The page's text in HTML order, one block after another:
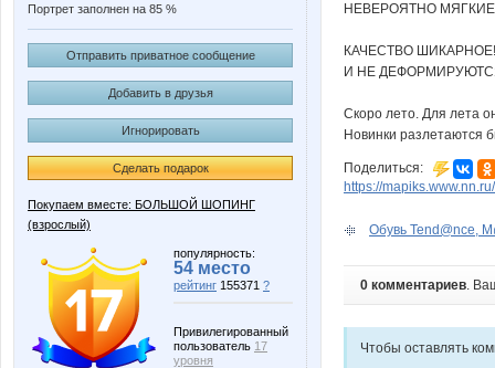
Портрет заполнен на 85 %
Отправить приватное сообщение
Добавить в друзья
Игнорировать
Сделать подарок
Покупаем вместе: БОЛЬШОЙ ШОПИНГ
(взрослый)
популярность:
54 место
рейтинг 155371 ?
Привилегированный
пользователь 17
уровня
НЕВЕРОЯТНО
КАЧЕСТВО
И НЕ
Скоро лето. Для лета
Новинки разлетаются
Поделиться:
https://mapiks.www.nn.ru/
Обувь Tend@nce,
0 комментариев.
Чтобы оставлять